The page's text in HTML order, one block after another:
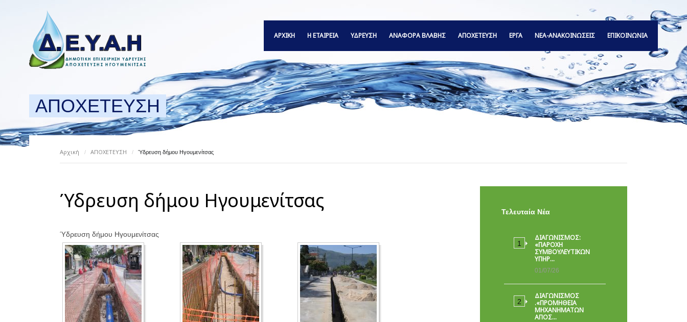
ΑΡΧΙΚΗ Η ΕΤΑΙΡΕΙΑ ΥΔΡΕΥΣΗ ΑΝΑΦΟΡΆ ΒΛΆΒΗΣ ΑΠΟΧΕΤΕΥΣΗ ΕΡΓΑ ΝΕΑ-ΑΝΑΚΟΙΝΩΣΕΙΣ ΕΠΙΚΟΙΝΩΝΙΑ
ΑΠΟΧΕΤΕΥΣΗ
Αρχική / ΑΠΟΧΕΤΕΥΣΗ / Ύδρευση δήμου Ηγουμενίτσας
Ύδρευση δήμου Ηγουμενίτσας
Ύδρευση δήμου Ηγουμενίτσας
Τελευταία Νέα
ΔΙΑΓΩΝΙΣΜΟΣ:
«ΠΑΡΟΧΉ
ΣΥΜΒΟΥΛΕΥΤΙΚΏΝ
ΥΠΗΡ…
01/07/26
ΔΙΑΓΩΝΙΣΜΟΣ
.«ΠΡΟΜΗΘΕΙΑ
ΜΗΧΑΝΗΜΑΤΩΝ
ΑΠΟΣ…